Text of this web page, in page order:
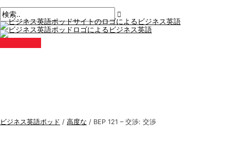
ン
テ
ン
ツ
イ
メ
ニ
ュ
ビジネス英語ポッド / 高度な / BEP 121 – 交渉: 交渉
ス
ト
ナ
ビ
こ
に
入
力。.
前
*
メ
ー
ル
*
ビ
ジ
ネ
ス
検
索
す
る